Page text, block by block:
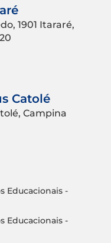
1901 Itararé,
Catolé
Campina
Educacionais -
Educacionais -